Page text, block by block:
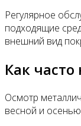
Регулярное
подходящие
внешний вид
Как
Осмотр
весной и